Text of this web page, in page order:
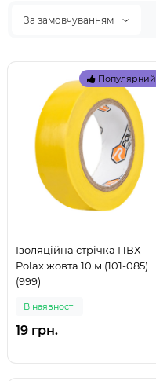
За замовчуванням
Популярний
Ізоляційна стрічка ПВХ
Polax жовта 10 м (101-085)
(999)
В наявностi
19 грн.